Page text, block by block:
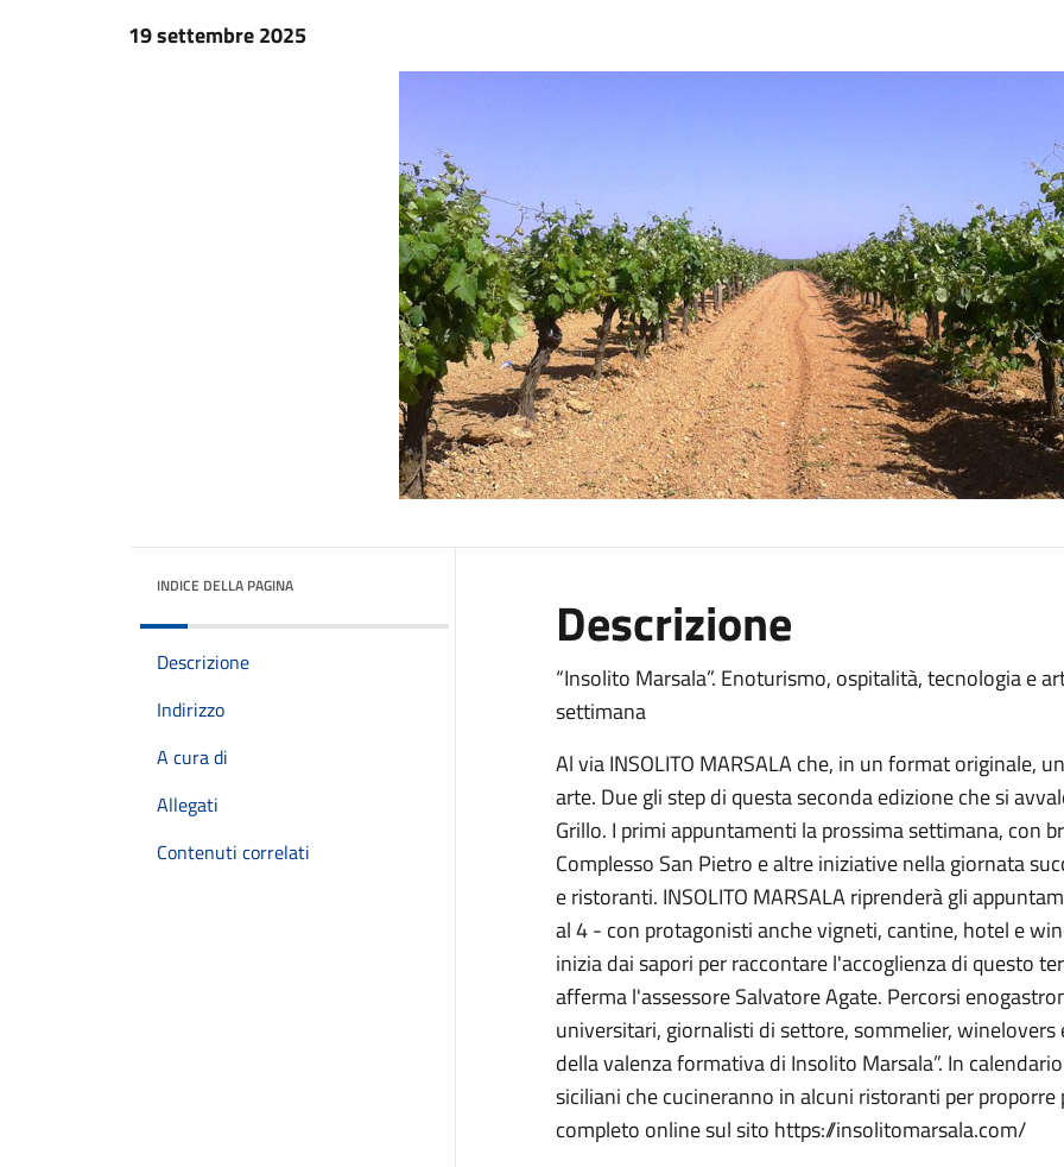
19 settembre 2025
INDICE DELLA PAGINA
Descrizione
Indirizzo
A cura di
Allegati
Contenuti correlati
Descrizione
“Insolito Marsala”. Enoturismo, ospitalità, tecnologia e
settimana
Al via INSOLITO MARSALA che, in un format originale,
arte. Due gli step di questa seconda edizione che si
Grillo. I primi appuntamenti la prossima settimana, con
Complesso San Pietro e altre iniziative nella giornata
e ristoranti. INSOLITO MARSALA riprenderà gli
al 4 - con protagonisti anche vigneti, cantine, hotel e
inizia dai sapori per raccontare l'accoglienza di questo
afferma l'assessore Salvatore Agate. Percorsi
universitari, giornalisti di settore, sommelier,
della valenza formativa di Insolito Marsala”. In
siciliani che cucineranno in alcuni ristoranti per
completo online sul sito https://insolitomarsala.com/